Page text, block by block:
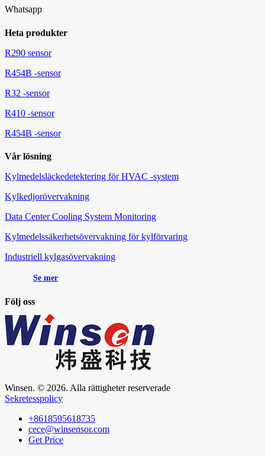
Whatsapp
Heta produkter
R290 sensor
R454B -sensor
R32 -sensor
R410 -sensor
R454B -sensor
Vår lösning
Kylmedelsläckedetektering för HVAC -system
Kylkedjorövervakning
Data Center Cooling System Monitoring
Kylmedelssäkerhetsövervakning för kylförvaring
Industriell kylgasövervakning
Se mer
Följ oss
Winsen. © 2026. Alla rättigheter reserverade
Sekretesspolicy
+8618595618735
cece@winsensor.com
Get Price